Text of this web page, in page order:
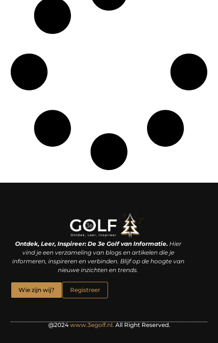
Ontdek, Leer, Inspireer: De 3e Golf van Informatie.Hier
vind je een verzameling van blogs en artikelen die je
informeren, inspireren en verbinden. Blijf op de hoogte van
nieuwe inzichten en trends.
Wie zijn wij? Registreer
@2024 www.3egolf.nl. All Right Reserved.